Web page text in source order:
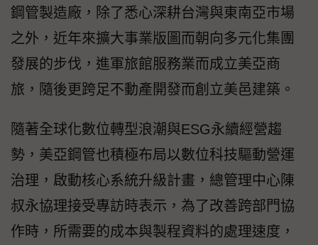
鋼管製造廠，除了悉心深耕台灣與東南亞市場
之外，近年來擴大事業版圖而朝向多元化集團
發展的步伐，進軍旅館服務業而成立美亞商
旅，隨後更跨足不動產開發而創立美邑建築。
隨著全球化數位轉型浪潮與ESG永續經營趨
勢，美亞鋼管也積極布局以數位科技驅動營運
治理，啟動核心系統升級計畫，總管理中心陳
叔永協理接受專訪時表示，為了改善跨部門協
作時，所需要的成本與製程資料的處理速度，